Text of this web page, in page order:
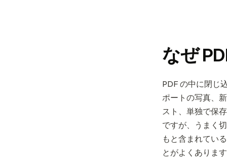
なぜ
PDF の中に閉じ
ポートの写真、
スト、単独で保
ですが、うまく
もと含まれてい
とがよくありま